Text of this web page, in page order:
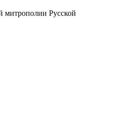
митрополии Русской